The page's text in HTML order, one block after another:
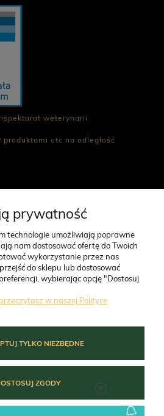
weterynarii
otc na odległość
WYRÓŻNIA
O FIRMIE
KONTO
prywatność
technologie umożliwiają poprawne
nam dostosować ofertę do Twoich
wykorzystanie przez nas
do sklepu lub dostosować
wybierając opcję "Dostosuj
w naszej Polityce
TYLKO NIEZBĘDNE
ZGODY